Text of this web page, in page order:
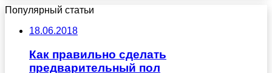
Популярный статьи
18.06.2018
Как правильно сделать
предварительный пол